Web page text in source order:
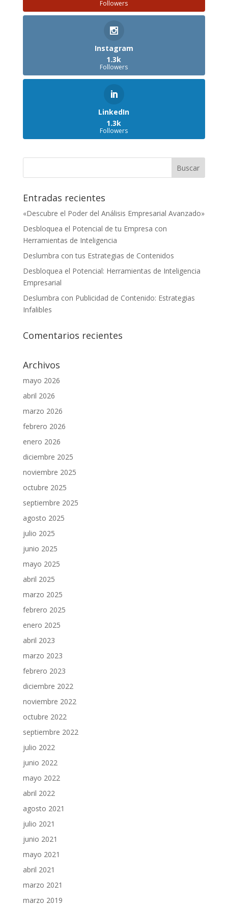
Followers
Instagram
1.3k
Followers
LinkedIn
1.3k
Followers
Entradas recientes
«Descubre el Poder del Análisis Empresarial Avanzado»
Desbloquea el Potencial de tu Empresa con
Herramientas de Inteligencia
Deslumbra con tus Estrategias de Contenidos
Desbloquea el Potencial: Herramientas de Inteligencia
Empresarial
Deslumbra con Publicidad de Contenido: Estrategias
Infalibles
Comentarios recientes
Archivos
mayo 2026
abril 2026
marzo 2026
febrero 2026
enero 2026
diciembre 2025
noviembre 2025
octubre 2025
septiembre 2025
agosto 2025
julio 2025
junio 2025
mayo 2025
abril 2025
marzo 2025
febrero 2025
enero 2025
abril 2023
marzo 2023
febrero 2023
diciembre 2022
noviembre 2022
octubre 2022
septiembre 2022
julio 2022
junio 2022
mayo 2022
abril 2022
agosto 2021
julio 2021
junio 2021
mayo 2021
abril 2021
marzo 2021
marzo 2019